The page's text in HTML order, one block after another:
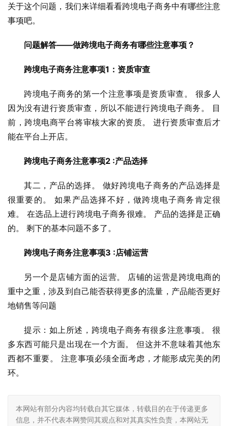
关于这个问题，我们来详细看看跨境电子商务中有哪些注意
事项吧。
问题解答——做跨境电子商务有哪些注意事项？
跨境电子商务注意事项1：资质审查
跨境电子商务的第一个注意事项是资质审查。 很多人
因为没有进行资质审查，所以不能进行跨境电子商务。 目
前，跨境电商平台将审核大家的资质。 进行资质审查后才
能在平台上开店。
跨境电子商务注意事项2 :产品选择
其二，产品的选择。 做好跨境电子商务的产品选择是
很重要的。 如果产品选择不好，做跨境电子商务肯定很
难。 在选品上进行跨境电子商务很难。 产品的选择是正确
的。 剩下的基本问题不多了。
跨境电子商务注意事项3 :店铺运营
另一个是店铺方面的运营。 店铺的运营是跨境电商的
重中之重，涉及到自己能否获得更多的流量，产品能否更好
地销售等问题
提示：如上所述，跨境电子商务有很多注意事项。 很
多东西可能只是出现在一个方面。 但这并不意味着其他东
西都不重要。 注意事项必须全面考虑，才能形成完美的闭
环。
本网站有部分内容均转载自其它媒体，转载目的在于传递更多
信息，并不代表本网赞同其观点和对其真实性负责，本网站无